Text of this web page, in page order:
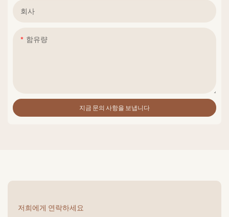
회사
함유량
지금 문의 사항을 보냅니다
저희에게 연락하세요